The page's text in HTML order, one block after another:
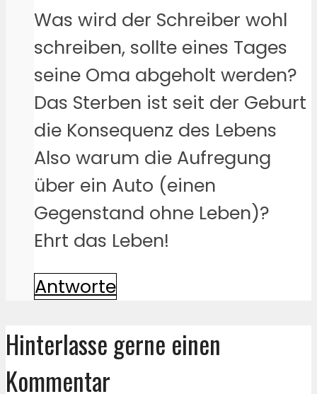
Was wird der Schreiber wohl
schreiben, sollte eines Tages
seine Oma abgeholt werden?
Das Sterben ist seit der Geburt
die Konsequenz des Lebens
Also warum die Aufregung
über ein Auto (einen
Gegenstand ohne Leben)?
Ehrt das Leben!
Antworte
Hinterlasse gerne einen
Kommentar